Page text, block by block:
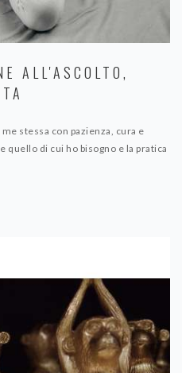
ALL'ASCOLTO,
stessa con pazienza, cura e
di cui ho bisogno e la pratica